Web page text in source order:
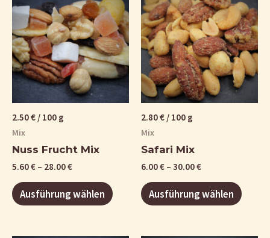
2.50€ / 100 g
Mix
Nuss Frucht Mix
5.60€ – 28.00€
Ausführung wählen
2.80€ / 100 g
Mix
Safari Mix
6.00€ – 30.00€
Ausführung wählen